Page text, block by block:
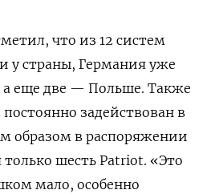
что из 12 систем
у страны, Германия уже
а еще две — Польше. Также
задействован в
образом в распоряжении
шесть Patriot. «Это
мало, особенно